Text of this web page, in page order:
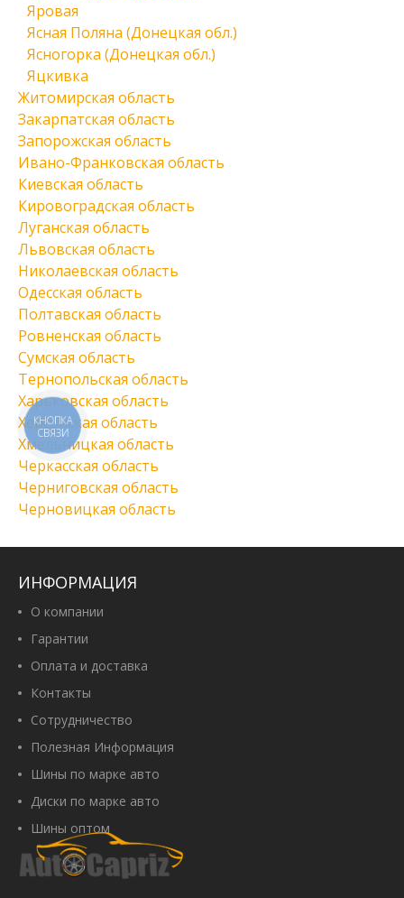
Яровая
Ясная Поляна (Донецкая обл.)
Ясногорка (Донецкая обл.)
Яцкивка
Житомирская область
Закарпатская область
Запорожская область
Ивано-Франковская область
Киевская область
Кировоградская область
Луганская область
Львовская область
Николаевская область
Одесская область
Полтавская область
Ровненская область
Сумская область
Тернопольская область
Харьковская область
Херсонская область
Хмельницкая область
Черкасская область
Черниговская область
Черновицкая область
ИНФОРМАЦИЯ
О компании
Гарантии
Оплата и доставка
Контакты
Сотрудничество
Полезная Информация
Шины по марке авто
Диски по марке авто
Шины оптом
КНОПКА
СВЯЗИ